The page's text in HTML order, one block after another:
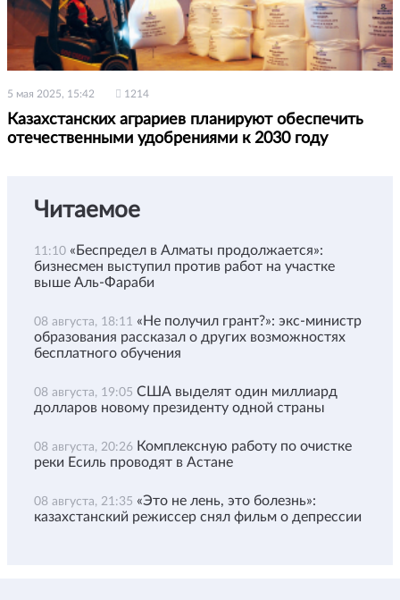
5 мая 2025, 15:42 1214
Казахстанских аграриев планируют обеспечить
отечественными удобрениями к 2030 году
Читаемое
11:10 «Беспредел в Алматы продолжается»:
бизнесмен выступил против работ на участке
выше Аль-Фараби
08 августа, 18:11 «Не получил грант?»: экс-министр
образования рассказал о других возможностях
бесплатного обучения
08 августа, 19:05 США выделят один миллиард
долларов новому президенту одной страны
08 августа, 20:26 Комплексную работу по очистке
реки Есиль проводят в Астане
08 августа, 21:35 «Это не лень, это болезнь»:
казахстанский режиссер снял фильм о депрессии